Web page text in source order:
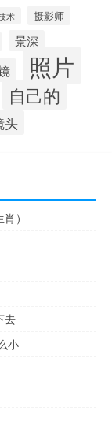
术 摄影师
景深
照片
自己的
头
）
去
小